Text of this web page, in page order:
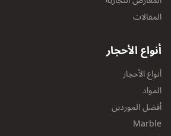
المقالات
أنواع الأحجار
أنواع الأحجار
المواد
أفضل الموردين
Marble